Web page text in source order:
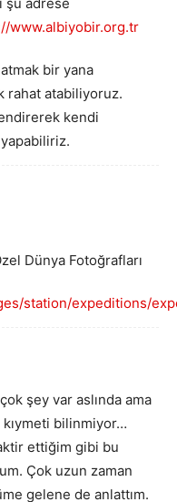
www.albiyobir.org.tr
bir yana
rahat atabiliyoruz.
kendi
Dünya Fotoğrafları
station/expeditions/
şey var aslında ama
kıymeti bilinmiyor…
ettiğim gibi bu
Çok uzun zaman
gelene de anlattım.